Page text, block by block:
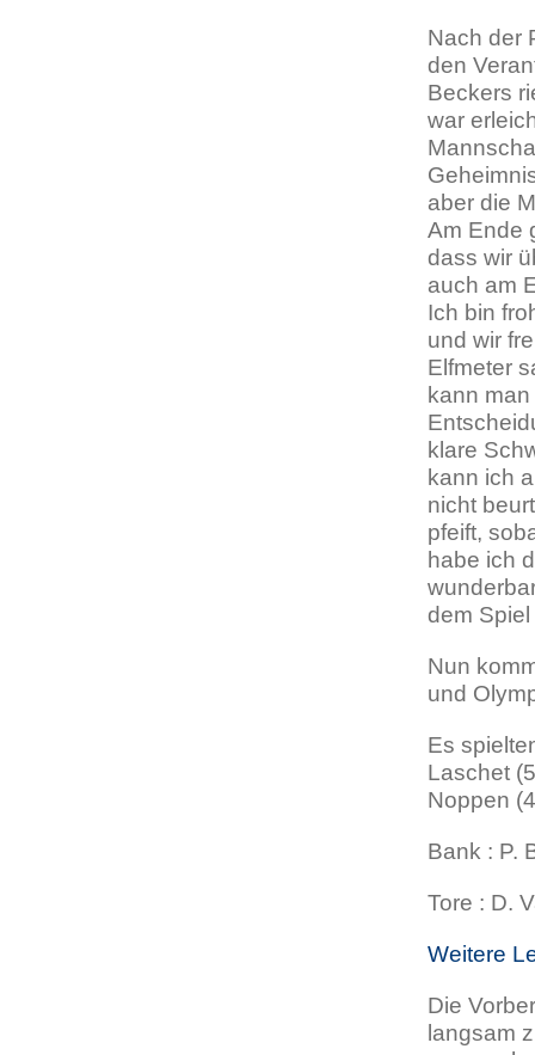
Nach der
den
Beckers
war
aber die
Am Ende
dass wir
auch am
Ich bin
und wir
Elfmeter
kann
klare
kann ich
nicht
pfeift,
habe ich
dem
Nun
und
Es
Laschet
Noppen
Bank : P.
Tore : D.
Weitere
Die
langsam